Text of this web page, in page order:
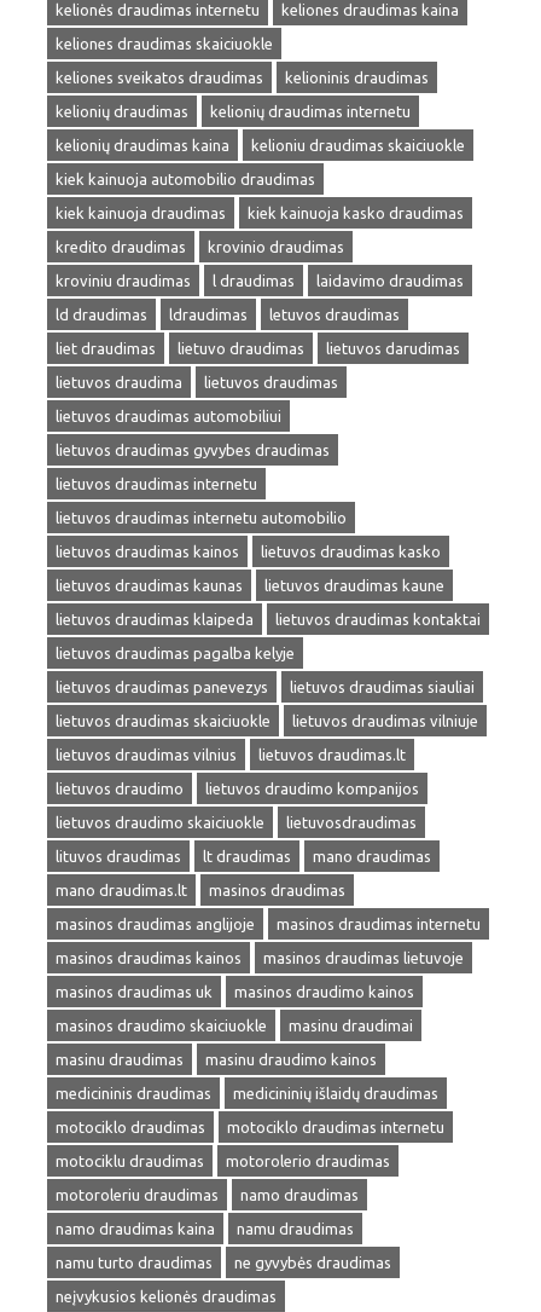
kelionės draudimas internetu
keliones draudimas kaina
keliones draudimas skaiciuokle
keliones sveikatos draudimas
kelioninis draudimas
kelionių draudimas
kelionių draudimas internetu
kelionių draudimas kaina
kelioniu draudimas skaiciuokle
kiek kainuoja automobilio draudimas
kiek kainuoja draudimas
kiek kainuoja kasko draudimas
kredito draudimas
krovinio draudimas
kroviniu draudimas
l draudimas
laidavimo draudimas
ld draudimas
ldraudimas
letuvos draudimas
liet draudimas
lietuvo draudimas
lietuvos darudimas
lietuvos draudima
lietuvos draudimas
lietuvos draudimas automobiliui
lietuvos draudimas gyvybes draudimas
lietuvos draudimas internetu
lietuvos draudimas internetu automobilio
lietuvos draudimas kainos
lietuvos draudimas kasko
lietuvos draudimas kaunas
lietuvos draudimas kaune
lietuvos draudimas klaipeda
lietuvos draudimas kontaktai
lietuvos draudimas pagalba kelyje
lietuvos draudimas panevezys
lietuvos draudimas siauliai
lietuvos draudimas skaiciuokle
lietuvos draudimas vilniuje
lietuvos draudimas vilnius
lietuvos draudimas.lt
lietuvos draudimo
lietuvos draudimo kompanijos
lietuvos draudimo skaiciuokle
lietuvosdraudimas
lituvos draudimas
lt draudimas
mano draudimas
mano draudimas.lt
masinos draudimas
masinos draudimas anglijoje
masinos draudimas internetu
masinos draudimas kainos
masinos draudimas lietuvoje
masinos draudimas uk
masinos draudimo kainos
masinos draudimo skaiciuokle
masinu draudimai
masinu draudimas
masinu draudimo kainos
medicininis draudimas
medicininių išlaidų draudimas
motociklo draudimas
motociklo draudimas internetu
motociklu draudimas
motorolerio draudimas
motoroleriu draudimas
namo draudimas
namo draudimas kaina
namu draudimas
namu turto draudimas
ne gyvybės draudimas
neįvykusios kelionės draudimas